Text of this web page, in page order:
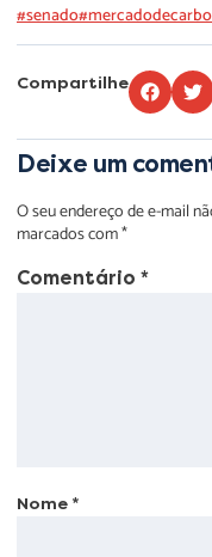
#senado
Compartilhe
Deixe um
O seu endereço de e-mail
marcados com*
Comentário *
Nome *